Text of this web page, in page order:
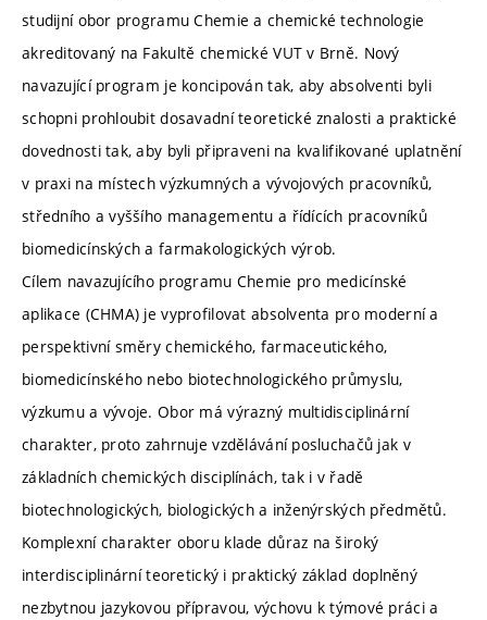
studijní obor programu Chemie a chemické technologie
akreditovaný na Fakultě chemické VUT v Brně. Nový
navazující program je koncipován tak, aby absolventi byli
schopni prohloubit dosavadní teoretické znalosti a praktické
dovednosti tak, aby byli připraveni na kvalifikované uplatnění
v praxi na místech výzkumných a vývojových pracovníků,
středního a vyššího managementu a řídících pracovníků
biomedicínských a farmakologických výrob.
Cílem navazujícího programu Chemie pro medicínské
aplikace (CHMA) je vyprofilovat absolventa pro moderní a
perspektivní směry chemického, farmaceutického,
biomedicínského nebo biotechnologického průmyslu,
výzkumu a vývoje. Obor má výrazný multidisciplinární
charakter, proto zahrnuje vzdělávání posluchačů jak v
základních chemických disciplínách, tak i v řadě
biotechnologických, biologických a inženýrských předmětů.
Komplexní charakter oboru klade důraz na široký
interdisciplinární teoretický i praktický základ doplněný
nezbytnou jazykovou přípravou, výchovu k týmové práci a